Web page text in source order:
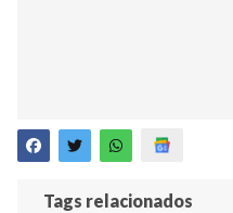
Tags relacionados